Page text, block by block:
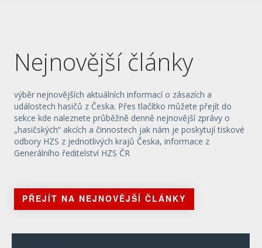
Nejnovější články
výběr nejnovějších aktuálních informací o zásazích a
událostech hasičů z Česka. Přes tlačítko můžete přejít do
sekce kde naleznete průběžně denně nejnovější zprávy o
„hasičských“ akcích a činnostech jak nám je poskytují tiskové
odbory HZS z jednotlivých krajů Česka, informace z
Generálního ředitelství HZS ČR
PŘEJÍT NA NEJNOVĚJŠÍ ČLÁNKY